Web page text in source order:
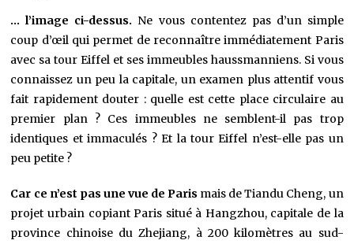
… l’image ci-dessus. Ne vous contentez pas d’un simple
coup d’œil qui permet de reconnaître immédiatement Paris
avec sa tour Eiffel et ses immeubles haussmanniens. Si vous
connaissez un peu la capitale, un examen plus attentif vous
fait rapidement douter : quelle est cette place circulaire au
premier plan ? Ces immeubles ne semblent-il pas trop
identiques et immaculés ? Et la tour Eiffel n’est-elle pas un
peu petite ?
Car ce n’est pas une vue de Paris mais de Tiandu Cheng, un
projet urbain copiant Paris situé à Hangzhou, capitale de la
province chinoise du Zhejiang, à 200 kilomètres au sud-